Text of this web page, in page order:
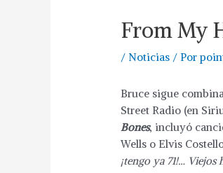
From My
/ Noticias / Por
Bruce sigue
Street Radio (en
Bones, incluyó
Wells o Elvis
¡tengo ya 71!… Viejos